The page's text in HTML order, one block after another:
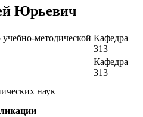
Юрьевич
методической Кафедра
313
Кафедра
313
наук